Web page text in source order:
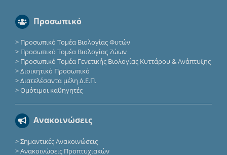
Προσωπικό
> Προσωπικό Τομέα Βιολογίας Φυτών
> Προσωπικό Τομέα Βιολογίας Ζώων
> Προσωπικό Τομέα Γενετικής Βιολογίας Κυττάρου & Ανάπτυξης
>Διοικητικό Προσωπικό
>Διατελέσαντα μέλη Δ.Ε.Π.
>Ομότιμοι καθηγητές
Ανακοινώσεις
>Σημαντικές Ανακοινώσεις
>Ανακοινώσεις Προπτυχιακών